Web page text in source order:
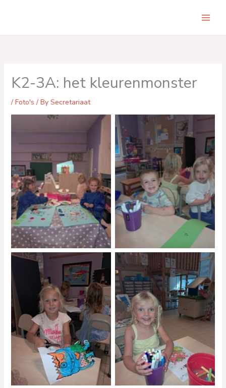
K2-3A: het kleurenmonster
/ Foto's / By Secretariaat
No Caption No Caption
No Caption No Caption